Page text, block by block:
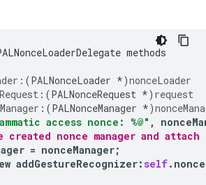
methods
(PALNonceLoader *)nonceLoader
:(PALNonceRequest *) request
:(PALNonceManager *)
access nonce: %@" ,
created nonce manager and
= nonceManager;
addGestureRecognizer: self.